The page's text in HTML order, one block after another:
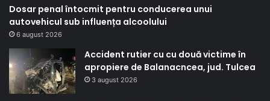
Dosar penal întocmit pentru conducerea unui
autovehicul sub influența alcoolului
6 august 2026
Accident rutier cu cu două victime în
apropiere de Balanacncea, jud. Tulcea
3 august 2026